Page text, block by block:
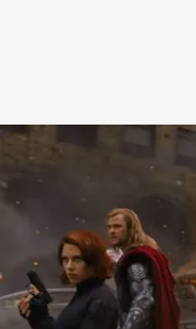
08 OCT 2018 - 17:05h.
Compartir